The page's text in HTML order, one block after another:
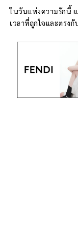
ในวันแห่งความรักนี้
เวลาที่ถูกใจและตรง